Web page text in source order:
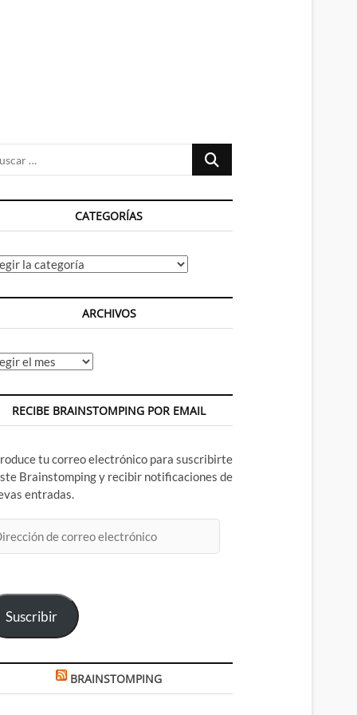
Buscar
CATEGORÍAS
ARCHIVOS
RECIBE BRAINSTOMPING POR EMAIL
tu correo electrónico para suscribirte
Brainstomping y recibir notificaciones de
entradas.
Suscribir
BRAINSTOMPING